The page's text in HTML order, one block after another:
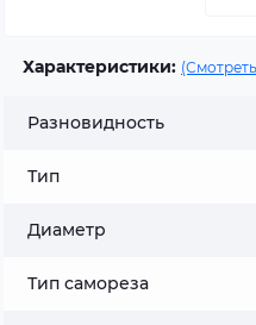
Характеристики:
Разновидность
Тип
Диаметр
Тип самореза